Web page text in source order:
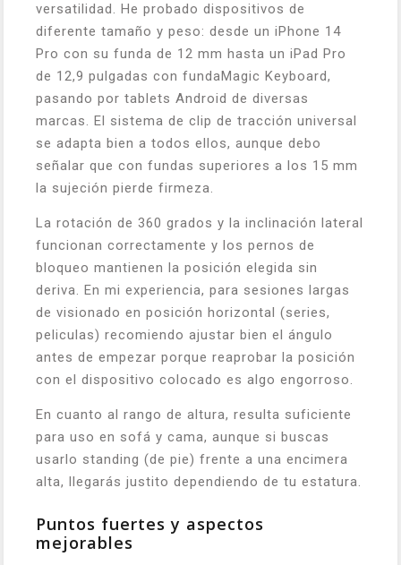
versatilidad. He probado dispositivos de
diferente tamaño y peso: desde un iPhone 14
Pro con su funda de 12 mm hasta un iPad Pro
de 12,9 pulgadas con fundaMagic Keyboard,
pasando por tablets Android de diversas
marcas. El sistema de clip de tracción universal
se adapta bien a todos ellos, aunque debo
señalar que con fundas superiores a los 15 mm
la sujeción pierde firmeza.
La rotación de 360 grados y la inclinación lateral
funcionan correctamente y los pernos de
bloqueo mantienen la posición elegida sin
deriva. En mi experiencia, para sesiones largas
de visionado en posición horizontal (series,
peliculas) recomiendo ajustar bien el ángulo
antes de empezar porque reaprobar la posición
con el dispositivo colocado es algo engorroso.
En cuanto al rango de altura, resulta suficiente
para uso en sofá y cama, aunque si buscas
usarlo standing (de pie) frente a una encimera
alta, llegarás justito dependiendo de tu estatura.
Puntos fuertes y aspectos
mejorables